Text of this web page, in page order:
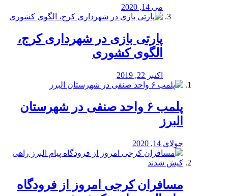
می 14, 2020
پارتی بازی در شهرداری کرج،
الگوی کشوری
اکتبر 22, 2019
پلمب ۶ واحد صنفی در شهرستان
البرز
جولای 14, 2020
مسافران کرجی امروز از فرودگاه